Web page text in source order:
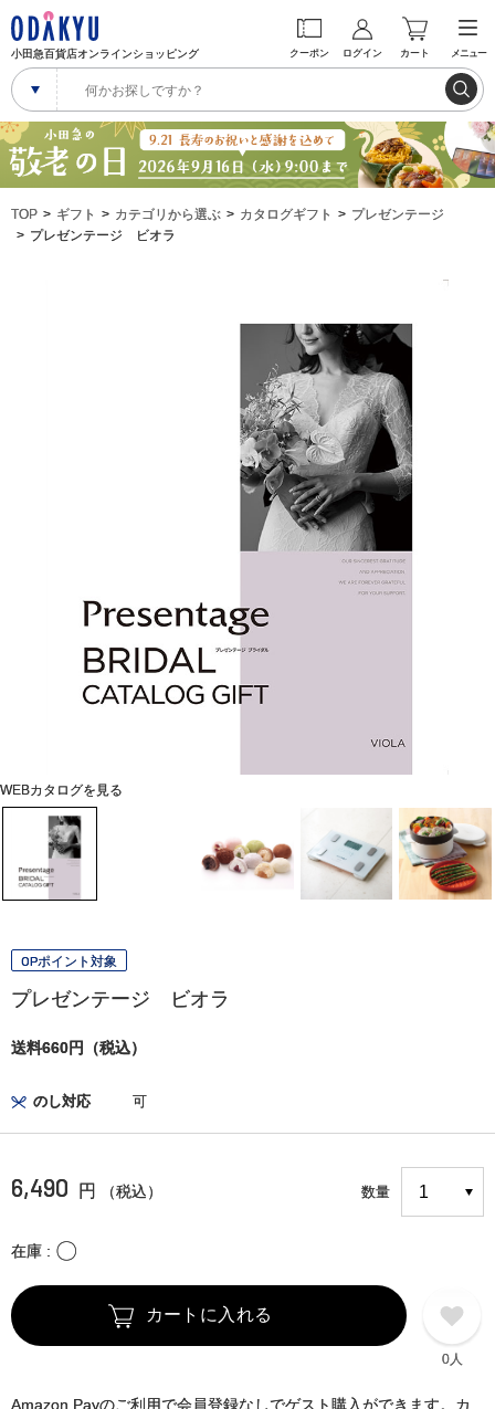
小田急百貨店オンラインショッピング クーポン ログイン カート メニュー
TOP ギフト カテゴリから選ぶ カタログギフト
プレゼンテージ
プレゼンテージ ビオラ
WEBカタログを見る
OPポイント対象
プレゼンテージ ビオラ
送料660円（税込）
のし対応 可
6,490 円 （税込） 数量
在庫 〇
カートに入れる
0人
Amazon Payのご利用で会員登録なしでゲスト購入ができます。カ